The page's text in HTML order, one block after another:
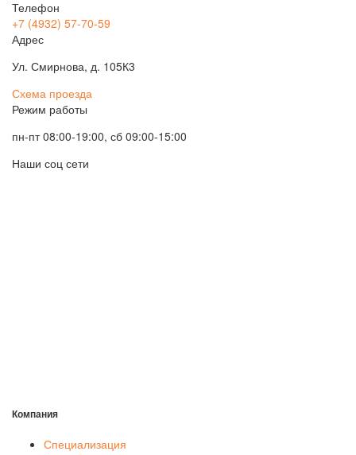
Телефон
+7 (4932) 57-70-59
Адрес
Ул. Смирнова, д. 105К3
Схема проезда
Режим работы
пн-пт 08:00-19:00, сб 09:00-15:00
Наши соц сети
Компания
Специализация